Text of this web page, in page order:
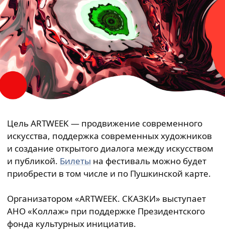
Цель ARTWEEK — продвижение современного
искусства, поддержка современных художников
и создание открытого диалога между искусством
и публикой. Билеты на фестиваль можно будет
приобрести в том числе и по Пушкинской карте.
Организатором «ARTWEEK. СКАЗКИ» выступает
АНО «Коллаж» при поддержке Президентского
фонда культурных инициатив.